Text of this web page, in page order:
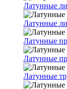
Латунные
Латунные
Латунные
Латунные
Латунные